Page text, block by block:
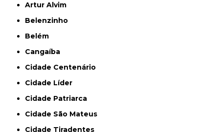
Artur Alvim
Belenzinho
Belém
Cangaíba
Cidade Centenário
Cidade Líder
Cidade Patriarca
Cidade São Mateus
Cidade Tiradentes